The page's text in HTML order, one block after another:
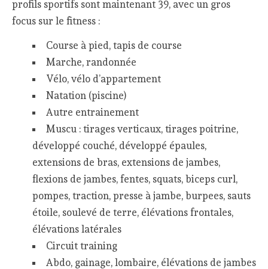
profils sportifs sont maintenant 39, avec un gros
focus sur le fitness :
Course à pied, tapis de course
Marche, randonnée
Vélo, vélo d’appartement
Natation (piscine)
Autre entrainement
Muscu : tirages verticaux, tirages poitrine,
développé couché, développé épaules,
extensions de bras, extensions de jambes,
flexions de jambes, fentes, squats, biceps curl,
pompes, traction, presse à jambe, burpees, sauts
étoile, soulevé de terre, élévations frontales,
élévations latérales
Circuit training
Abdo, gainage, lombaire, élévations de jambes